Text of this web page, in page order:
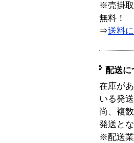
※売掛取
無料！
⇒送料
配送に
在庫が
いる発
尚、複
発送とな
※配送業